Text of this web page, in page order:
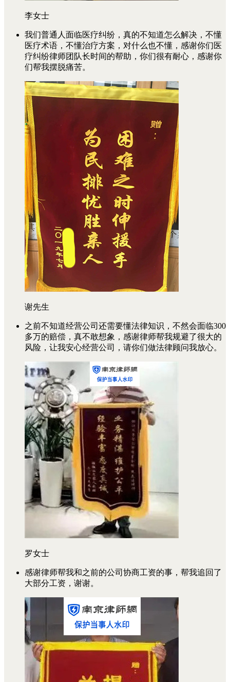
李女士
我们普通人面临医疗纠纷，真的不知道怎么解决，不懂
医疗术语，不懂治疗方案，对什么也不懂，感谢你们医
疗纠纷律师团队长时间的帮助，你们很有耐心，感谢你
们帮我摆脱痛苦。
谢先生
之前不知道经营公司还需要懂法律知识，不然会面临300
多万的赔偿，真不敢想象，感谢律师帮我规避了很大的
风险，让我安心经营公司，请你们做法律顾问我放心。
罗女士
感谢律师帮我和之前的公司协商工资的事，帮我追回了
大部分工资，谢谢。